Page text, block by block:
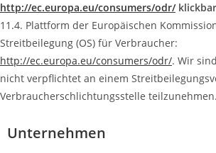
http://ec.europa.eu/consumers/odr/
11.4. Plattform der Europäischen
Streitbeilegung (OS) für Verbraucher:
http://ec.europa.eu/consumers/odr/. Wir
nicht verpflichtet an einem
Verbraucherschlichtungsstelle teilzunehmen.
Unternehmen